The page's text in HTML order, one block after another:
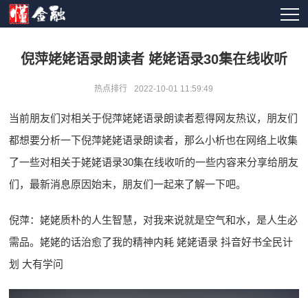
倪萍姥姥语录朗读者 姥姥语录30集在线收听
热点排行 2022-10-01 11:59:49
当前朋友们对相关于倪萍姥姥语录朗读者惹得网友热议，朋友们
都想要分析一下倪萍姥姥语录朗读者，那么小析也在网络上收集
了一些对相关于姥姥语录30集在线收听的一些内容来分享给朋友
们，最新消息原因始末，朋友们一起来了解一下吧。
倪萍：姥姥质朴的人生智慧，对我来说就是空气和水，是人生必
需品。姥姥的话治愈了我的精神内耗 姥姥语录 抖音好书全民计
划 大有学问